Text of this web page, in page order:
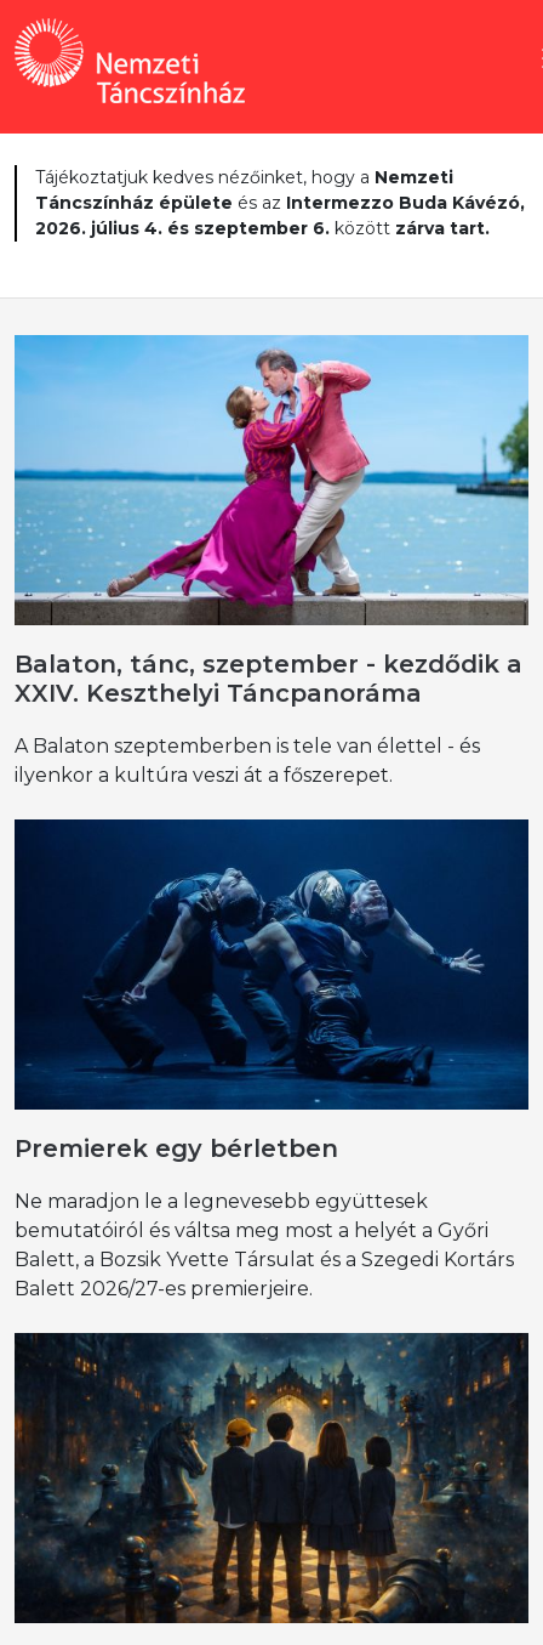
Tájékoztatjuk kedves nézőinket, hogy a Nemzeti
Táncszínház épülete és az Intermezzo Buda Kávézó,
2026. július 4. és szeptember 6. között zárva tart.
Balaton, tánc, szeptember - kezdődik a
XXIV. Keszthelyi Táncpanoráma
A Balaton szeptemberben is tele van élettel - és
ilyenkor a kultúra veszi át a főszerepet.
Premierek egy bérletben
Ne maradjon le a legnevesebb együttesek
bemutatóiról és váltsa meg most a helyét a Győri
Balett, a Bozsik Yvette Társulat és a Szegedi Kortárs
Balett 2026/27-es premierjeire.